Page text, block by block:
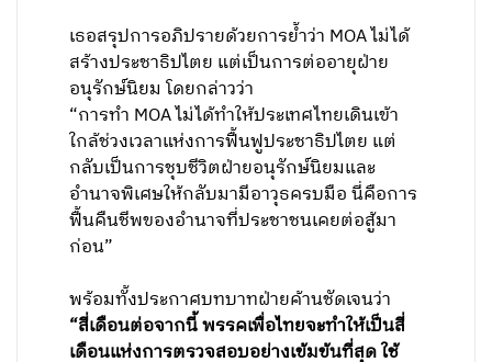
เธอสรุปการอภิปรายด้วยการย้ำว่า MOA ไม่ได้
สร้างประชาธิปไตย แต่เป็นการต่ออายุฝ่าย
อนุรักษ์นิยม โดยกล่าวว่า
“การทำ MOA ไม่ได้ทำให้ประเทศไทยเดินเข้า
ใกล้ช่วงเวลาแห่งการฟื้นฟูประชาธิปไตย แต่
กลับเป็นการชุบชีวิตฝ่ายอนุรักษ์นิยมและ
อำนาจพิเศษให้กลับมามีอาวุธครบมือ นี่คือการ
ฟื้นคืนชีพของอำนาจที่ประชาชนเคยต่อสู้มา
ก่อน”
พร้อมทั้งประกาศบทบาทฝ่ายค้านชัดเจนว่า
“สี่เดือนต่อจากนี้ พรรคเพื่อไทยจะทำให้เป็นสี่
เดือนแห่งการตรวจสอบอย่างเข้มข้นที่สุด ใช้